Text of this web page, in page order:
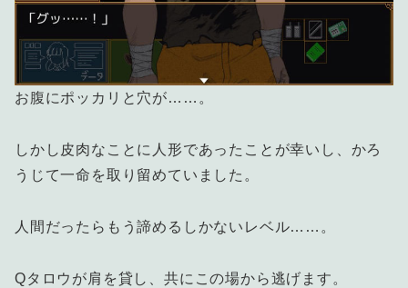
お腹にポッカリと穴が……。
しかし皮肉なことに人形であったことが幸いし、かろ
うじて一命を取り留めていました。
人間だったらもう諦めるしかないレベル……。
Qタロウが肩を貸し、共にこの場から逃げます。